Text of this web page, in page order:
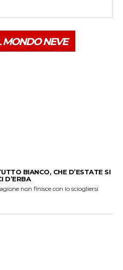
MONDO NEVE
BIANCO, CHE D’ESTATE SI
D’ERBA
non finisce con lo sciogliersi